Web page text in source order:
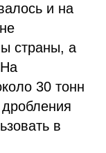
и на
страны, а
30 тонн
в